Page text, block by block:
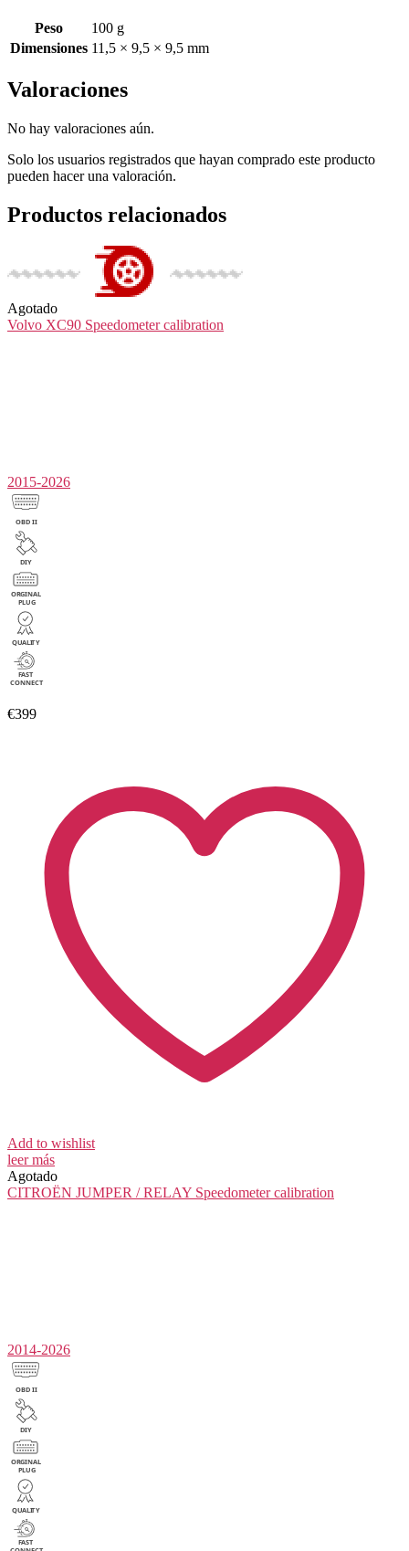
Peso
100 g
Dimensiones 11,5 × 9,5 × 9,5 mm
Valoraciones
No hay valoraciones aún.
Solo los usuarios registrados que hayan comprado este producto
pueden hacer una valoración.
Productos relacionados
Agotado
Volvo XC90 Speedometer calibration
2015-2026
€399
Add to wishlist
leer más
Agotado
CITROËN JUMPER / RELAY Speedometer calibration
2014-2026